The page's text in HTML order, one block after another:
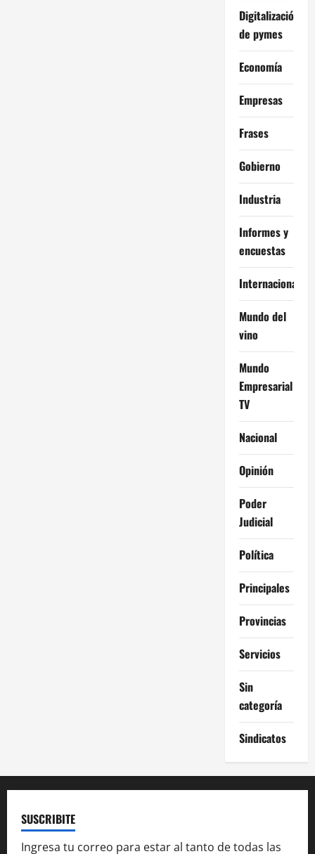
Digitalización
de pymes
Economía
Empresas
Frases
Gobierno
Industria
Informes y
encuestas
Internacional
Mundo del
vino
Mundo
Empresarial
TV
Nacional
Opinión
Poder
Judicial
Política
Principales
Provincias
Servicios
Sin
categoría
Sindicatos
SUSCRIBITE
Ingresa tu correo para estar al tanto de todas las